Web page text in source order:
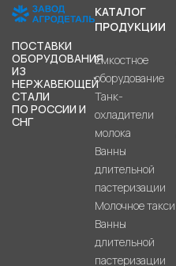
ПОСТАВКИ
ОБОРУДОВАНИЯ
ИЗ
НЕРЖАВЕЮЩЕЙ
СТАЛИ
ПО РОССИИ И
СНГ
КАТАЛОГ
ПРОДУКЦИИ
Емкостное
оборудование
Танк-
охладители
молока
Ванны
длительной
пастеризации
Молочное такси
Ванны
длительной
пастеризации